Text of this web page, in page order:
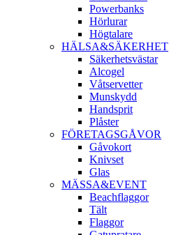
Powerbanks
Hörlurar
Högtalare
HÄLSA&SÄKERHET
Säkerhetsvästar
Alcogel
Våtservetter
Munskydd
Handsprit
Plåster
FÖRETAGSGÅVOR
Gåvokort
Knivset
Glas
MÄSSA&EVENT
Beachflaggor
Tält
Flaggor